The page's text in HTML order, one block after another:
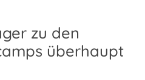
zu den
überhaupt